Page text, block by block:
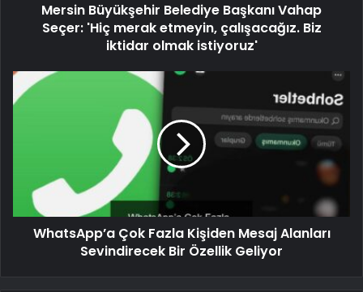
Mersin Büyükşehir Belediye Başkanı Vahap
Seçer: 'Hiç merak etmeyin, çalışacağız. Biz
iktidar olmak istiyoruz'
WhatsApp’a Çok Fazla Kişiden Mesaj Alanları
Sevindirecek Bir Özellik Geliyor